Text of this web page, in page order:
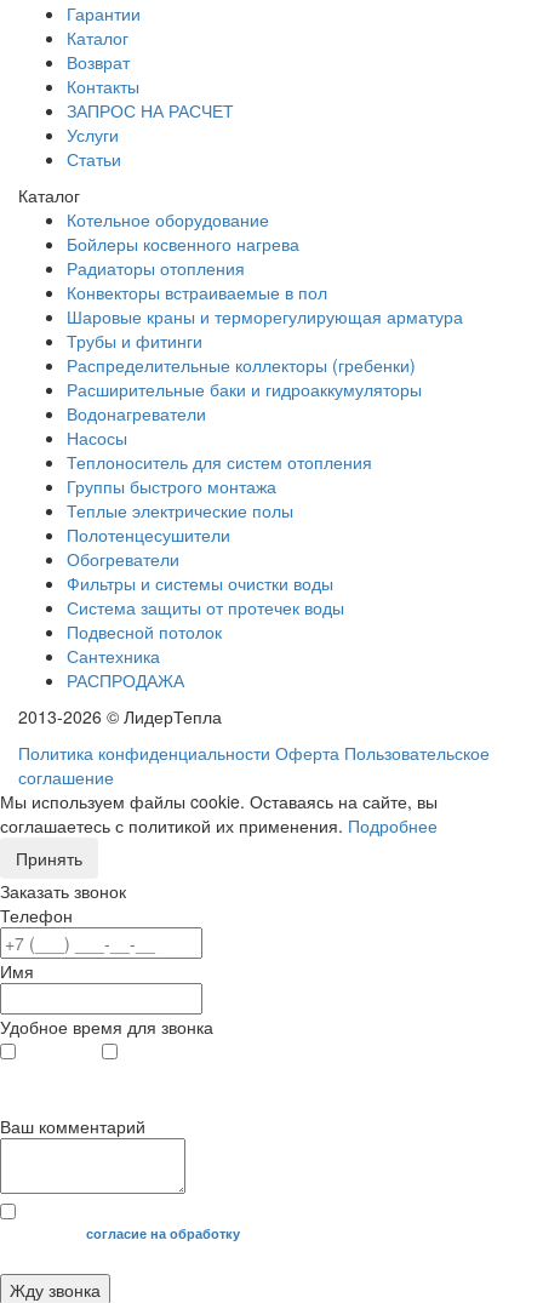
Гарантии
Каталог
Возврат
Контакты
ЗАПРОС НА РАСЧЕТ
Услуги
Статьи
Каталог
Котельное оборудование
Бойлеры косвенного нагрева
Радиаторы отопления
Конвекторы встраиваемые в пол
Шаровые краны и терморегулирующая арматура
Трубы и фитинги
Распределительные коллекторы (гребенки)
Расширительные баки и гидроаккумуляторы
Водонагреватели
Насосы
Теплоноситель для систем отопления
Группы быстрого монтажа
Теплые электрические полы
Полотенцесушители
Обогреватели
Фильтры и системы очистки воды
Система защиты от протечек воды
Подвесной потолок
Сантехника
РАСПРОДАЖА
2013-2026 © ЛидерТепла
Политика конфиденциальности Оферта Пользовательское
соглашение
Мы используем файлы cookie. Оставаясь на сайте, вы
соглашаетесь с политикой их применения. Подробнее
Принять
Заказать звонок
Телефон
Имя
Удобное время для звонка
Ваш комментарий
Я даю своесогласие на обработку
Жду звонка